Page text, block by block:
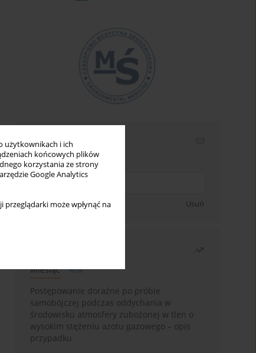
użytkownikach i ich
końcowych plików
korzystania ze strony
Google Analytics
może wpłynąć na
Newsletter
Wpisz swój adres email
Zapisz się Usuń
Miesiąc
Rok
Postępowanie doraźne po próbie
samobójczej podczas oddychania w
środowisku atmosfery zubożonej w tlen o
wysokim stężeniu azotu gazowego – opis
przypadku